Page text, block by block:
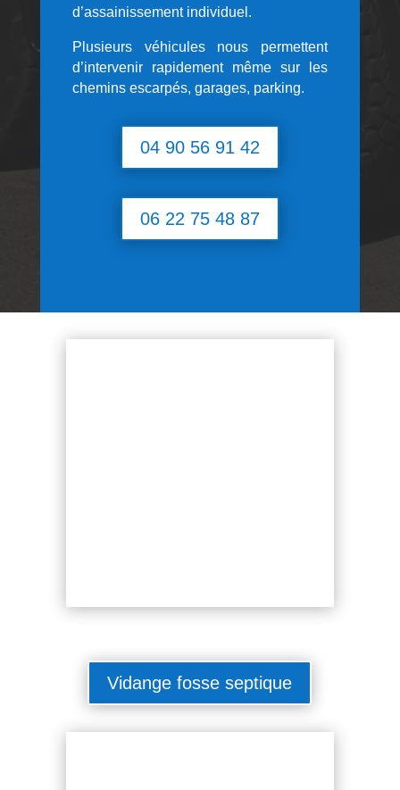
d’assainissement individuel.
Plusieurs véhicules nous permettent
d’intervenir rapidement même sur les
chemins escarpés, garages, parking.
04 90 56 91 42
06 22 75 48 87
Vidange fosse septique